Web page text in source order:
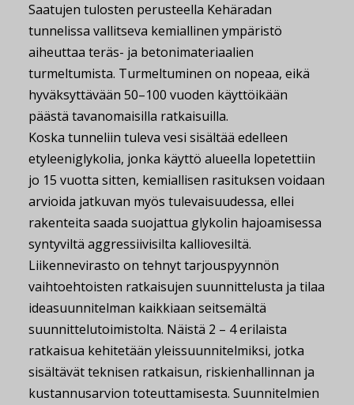
Saatujen tulosten perusteella Kehäradan
tunnelissa vallitseva kemiallinen ympäristö
aiheuttaa teräs- ja betonimateriaalien
turmeltumista. Turmeltuminen on nopeaa, eikä
hyväksyttävään 50–100 vuoden käyttöikään
päästä tavanomaisilla ratkaisuilla.
Koska tunneliin tuleva vesi sisältää edelleen
etyleeniglykolia, jonka käyttö alueella lopetettiin
jo 15 vuotta sitten, kemiallisen rasituksen voidaan
arvioida jatkuvan myös tulevaisuudessa, ellei
rakenteita saada suojattua glykolin hajoamisessa
syntyviltä aggressiivisilta kalliovesiltä.
Liikennevirasto on tehnyt tarjouspyynnön
vaihtoehtoisten ratkaisujen suunnittelusta ja tilaa
ideasuunnitelman kaikkiaan seitsemältä
suunnittelutoimistolta. Näistä 2 – 4 erilaista
ratkaisua kehitetään yleissuunnitelmiksi, jotka
sisältävät teknisen ratkaisun, riskienhallinnan ja
kustannusarvion toteuttamisesta. Suunnitelmien